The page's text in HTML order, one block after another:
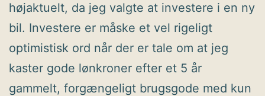
højaktuelt, da jeg valgte at investere i en ny
bil. Investere er måske et vel rigeligt
optimistisk ord når der er tale om at jeg
kaster gode lønkroner efter et 5 år
gammelt, forgængeligt brugsgode med kun